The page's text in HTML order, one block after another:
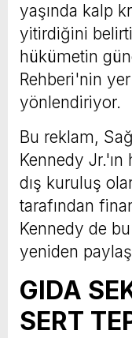
yaşında kalp
yitirdiğini
hükümetin
Rehberi'nin
yönlendiriyor.
Bu reklam,
Kennedy
dış kuruluş
tarafından
Kennedy de
yeniden
GIDA
SERT